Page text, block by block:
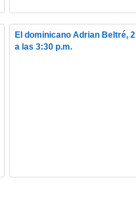
El dominicano Adrian Beltré,
a las 3:30 p.m.